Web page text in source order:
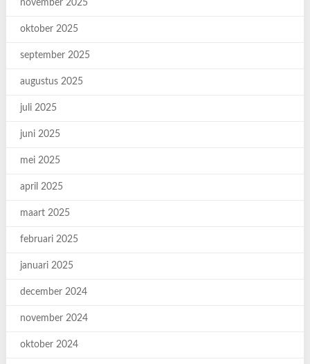
november 2025
oktober 2025
september 2025
augustus 2025
juli 2025
juni 2025
mei 2025
april 2025
maart 2025
februari 2025
januari 2025
december 2024
november 2024
oktober 2024